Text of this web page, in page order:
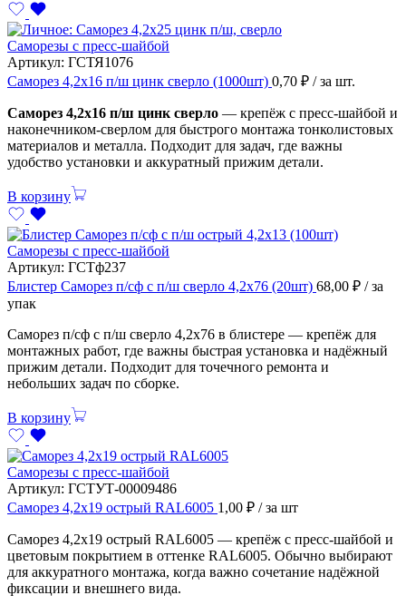
Саморезы с пресс-шайбой
Артикул: ГСТЯ1076
Саморез 4,2х16 п/ш цинк сверло (1000шт) 0,70 ₽ / за шт.
Саморез 4,2х16 п/ш цинк сверло — крепёж с пресс-шайбой и
наконечником-сверлом для быстрого монтажа тонколистовых
материалов и металла. Подходит для задач, где важны
удобство установки и аккуратный прижим детали.
В корзину
Саморезы с пресс-шайбой
Артикул: ГСТф237
Блистер Саморез п/сф с п/ш сверло 4,2х76 (20шт) 68,00 ₽ / за
упак
Саморез п/сф с п/ш сверло 4,2х76 в блистере — крепёж для
монтажных работ, где важны быстрая установка и надёжный
прижим детали. Подходит для точечного ремонта и
небольших задач по сборке.
В корзину
Саморезы с пресс-шайбой
Артикул: ГСТУТ-00009486
Саморез 4,2х19 острый RAL6005 1,00 ₽ / за шт
Саморез 4,2х19 острый RAL6005 — крепёж с пресс-шайбой и
цветовым покрытием в оттенке RAL6005. Обычно выбирают
для аккуратного монтажа, когда важно сочетание надёжной
фиксации и внешнего вида.